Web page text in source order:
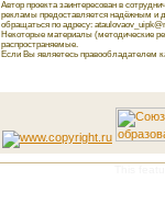
Автор проекта заинтересован в
рекламы предоставляется надёжным и
обращаться по адресу:
Некоторые материалы (методические
распространяемые.
Если Вы являетесь правообладателем